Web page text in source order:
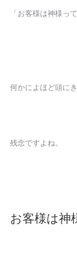
「お客様は神様っ
何かによほど頭に
残念ですよね。
お客様は神